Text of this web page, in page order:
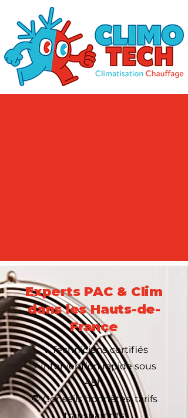
Experts PAC & Clim
dans les Hauts-de-
France
🔧 Techniciens certifiés
⚡ Intervention rapide sous
48h
💬 Conseils honnêtes, tarifs
transparents